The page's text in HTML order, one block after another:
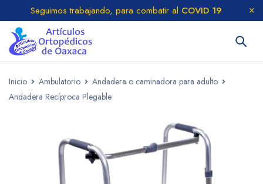
Seguimos trabajando, para combatir al COVID 19
Inicio Ambulatorio
Andadera o caminadora para adulto
Andadera Recíproca Plegable